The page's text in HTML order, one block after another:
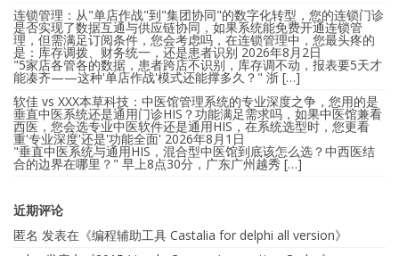
连锁管理：从"单店作战"到"集团协同"的数字化转型，您的连锁门诊
是否实现了数据互通与供应链协同，如果系统能免费开通连锁管
理，但需满足订阅条件，您会考虑吗，在连锁管理中，您最头疼的
是：库存调拨、财务统一，还是患者识别 2026年8月2日
"5家店各管各的数据，患者跨店不识别，库存调不动，报表要5天才
能凑齐——这种'单店作战'模式还能撑多久？" 浙 […]
软佳 vs XXX本草科技：中医馆管理系统的专业深度之争，您用的是
垂直中医系统还是通用门诊HIS？功能满足需求吗，如果中医馆兼看
西医，您会选专业中医软件还是通用HIS，在系统选型时，您更看
重'专业深度'还是'功能全面' 2026年8月1日
"垂直中医系统与通用HIS，混合型中医馆到底该怎么选？中西医结
合的边界在哪里？" 早上8点30分，广东广州越秀 […]
近期评论
匿名 发表在《编程辅助工具 Castalia for delphi all version》